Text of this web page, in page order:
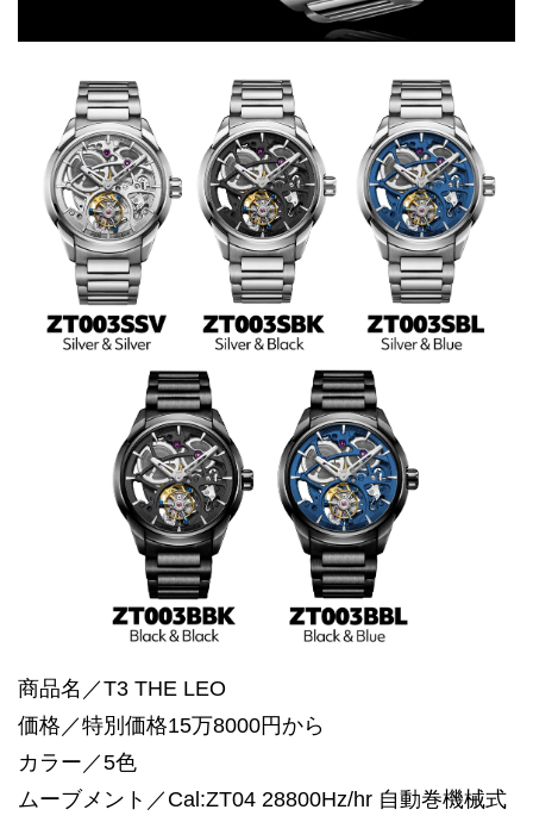
商品名／T3 THE LEO
価格／特別価格15万8000円から
カラー／5色
ムーブメント／Cal:ZT04 28800Hz/hr 自動巻機械式